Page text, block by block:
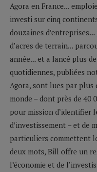
Agora en France...
investi sur cinq
douzaines
d’acres de terrain...
année... et a lancé plus
quotidiennes, publiées
Agora, sont lues par plus
monde – dont près de 40
pour mission d’identifier
d’investissement – et de
particuliers commettent
deux mots, Bill offre un
l’économie et de